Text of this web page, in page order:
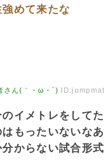
めて来たな
さん(｀・ω・´)
イメトレをして
もったいないなあ
からない試合形